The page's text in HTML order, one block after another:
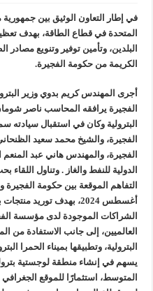
في إطار التعاون الوثيق بين جمهورية
المتحدة في قطاع الطاقة، بهدف
البلدين، وتأمين توفير وتنويع مصادر
الكريمة من حكومة الفجيرة.
أجرى المهندس كريم بدوي وزير
الفجيرة يرافقه المحاسب ناصر
البترولية وكان في استقبال
الفجيرة، والشيخ محمد سعيد
الفجيرة، والمهندس هاني عبد
الدولية للنفط والغاز . وتناول
التفاهم الموقعة بين حكومة
أغسطس 2024، بهدف توريد
الشراكات الموجودة لدى مؤسسة
العالميين، إلى جانب الاستفادة من
البترولية، وتطبيقها بميناء الحمرا
يسهم في إنشاء منطقة لوجستية
المتوسط، استثمارًا للموقع الجغرافي